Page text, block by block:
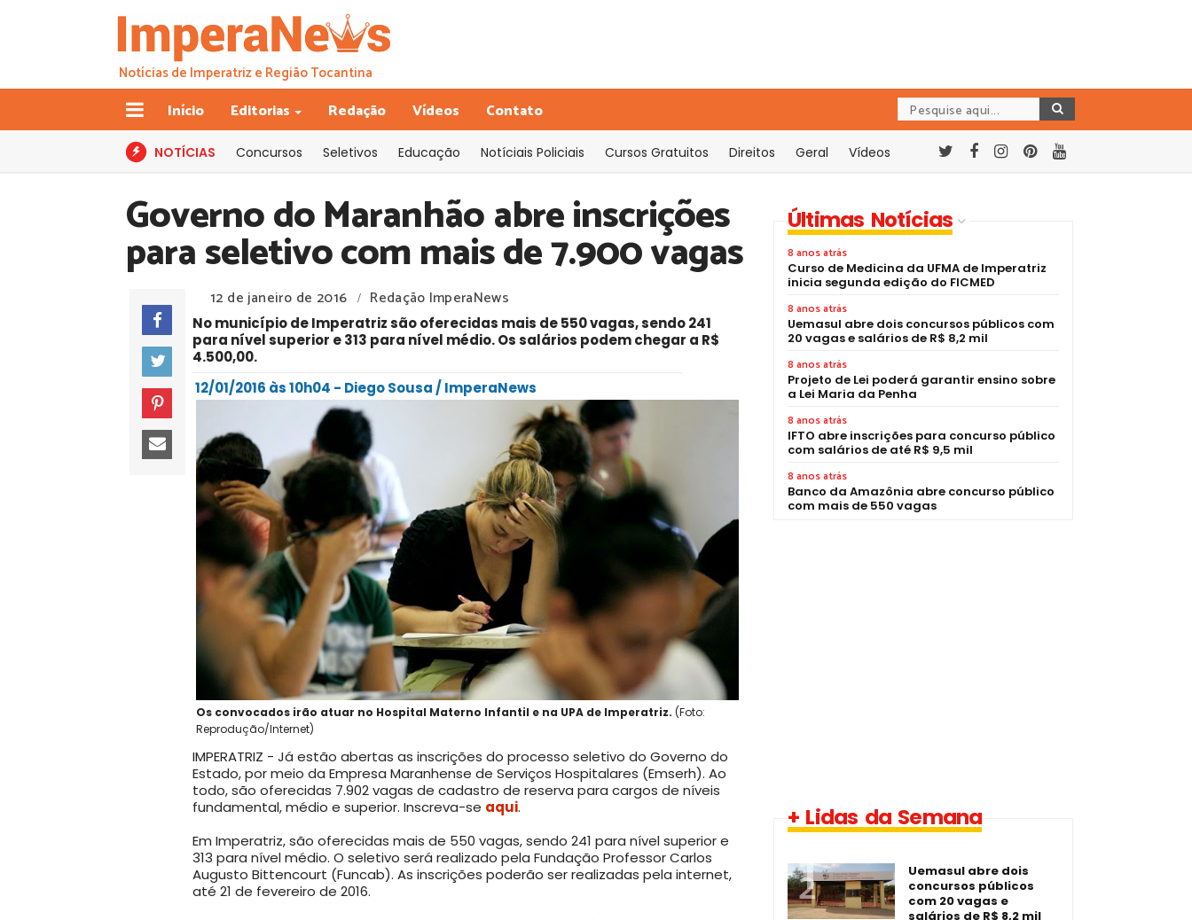
Notícias de Imperatriz e Região Tocantina
Início Editorias Redação Vídeos Contato
NOTÍCIAS Concursos Seletivos Educação Notíciais Policiais Cursos Gratuitos Direitos Geral Vídeos
Governo do Maranhão abre inscrições
para seletivo com mais de 7.900 vagas
12 de janeiro de 2016 / Redação ImperaNews
No município de Imperatriz são oferecidas mais de 550 vagas, sendo 241
para nível superior e 313 para nível médio. Os salários podem chegar a R$
4.500,00.
12/01/2016 às 10h04 - Diego Sousa / ImperaNews
Os convocados irão atuar no Hospital Materno Infantil e na UPA de Imperatriz. (Foto:
Reprodução/Internet)
IMPERATRIZ - Já estão abertas as inscrições do processo seletivo do Governo do
Estado, por meio da Empresa Maranhense de Serviços Hospitalares (Emserh). Ao
todo, são oferecidas 7.902 vagas de cadastro de reserva para cargos de níveis
fundamental, médio e superior. Inscreva-se aqui.
Em Imperatriz, são oferecidas mais de 550 vagas, sendo 241 para nível superior e
313 para nível médio. O seletivo será realizado pela Fundação Professor Carlos
Augusto Bittencourt (Funcab). As inscrições poderão ser realizadas pela internet,
até 21 de fevereiro de 2016.
Últimas Notícias
8 anos atrás
Curso de Medicina da UFMA de Imperatriz
inicia segunda edição do FICMED
8 anos atrás
Uemasul abre dois concursos públicos com
20 vagas e salários de R$ 8,2 mil
8 anos atrás
Projeto de Lei poderá garantir ensino sobre
a Lei Maria da Penha
8 anos atrás
IFTO abre inscrições para concurso público
com salários de até R$ 9,5 mil
8 anos atrás
Banco da Amazônia abre concurso público
com mais de 550 vagas
+ Lidas da Semana
Imperatriz/MA
Uemasul abre dois
concursos públicos
com 20 vagas e
salários de R$ 8,2 mil